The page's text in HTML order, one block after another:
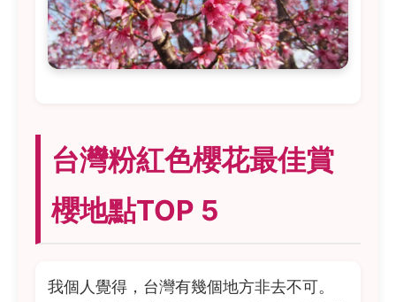
台灣粉紅色櫻花最佳賞
櫻地點TOP 5
我個人覺得，台灣有幾個地方非去不可。